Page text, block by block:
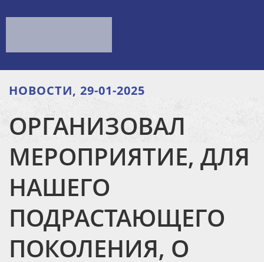
НОВОСТИ, 29-01-2025
ОРГАНИЗОВАЛ
МЕРОПРИЯТИЕ, ДЛЯ
НАШЕГО
ПОДРАСТАЮЩЕГО
ПОКОЛЕНИЯ, О